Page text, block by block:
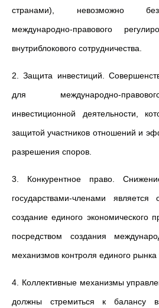
странами), невозможно без
международно-правового
внутриблокового сотрудничества.
2. Защита инвестиций.
для международно-
инвестиционной деятельности,
защитой участников отношений и
разрешения споров.
3. Конкурентное право.
государствами-членами является
создание единого экономического
посредством создания
механизмов контроля единого рынка
4. Коллективные механизмы
должны стремиться к балансу